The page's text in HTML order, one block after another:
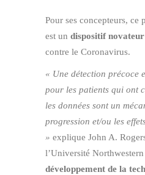
Pour ses concepteurs, ce
est un dispositif novateur
contre le Coronavirus.
« Une détection précoce
pour les patients qui ont
les données sont un
progression et/ou les
» explique John A.
l’Université
développement de la